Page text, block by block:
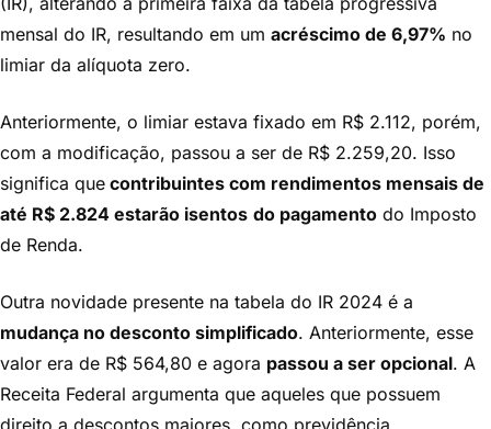
mensal do IR, resultando em um acréscimo de 6,97% no
limiar da alíquota zero.
Anteriormente, o limiar estava fixado em R$ 2.112, porém,
com a modificação, passou a ser de R$ 2.259,20. Isso
significa que contribuintes com rendimentos mensais de
até R$ 2.824 estarão isentos do pagamento do Imposto
de Renda.
Outra novidade presente na tabela do IR 2024 é a
mudança no desconto simplificado. Anteriormente, esse
valor era de R$ 564,80 e agora passou a ser opcional. A
Receita Federal argumenta que aqueles que possuem
direito a descontos maiores, como previdência,